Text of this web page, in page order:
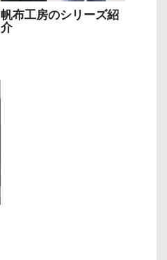
帆布工房のシリーズ紹
介